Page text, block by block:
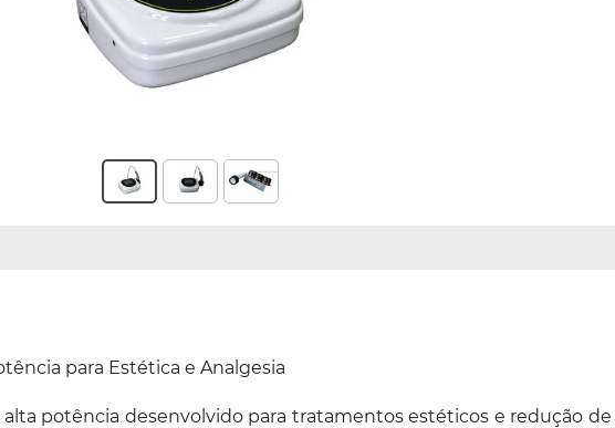
para Estética e Analgesia
potência desenvolvido para tratamentos estéticos e redução